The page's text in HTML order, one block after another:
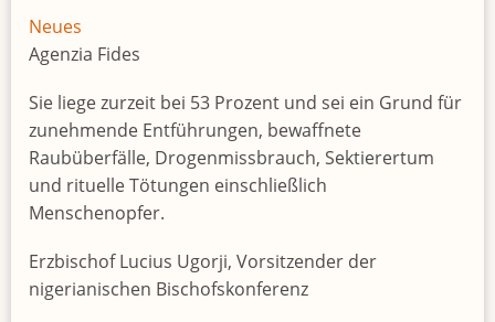
Neues
Agenzia Fides
Sie liege zurzeit bei 53 Prozent und sei ein Grund für
zunehmende Entführungen, bewaffnete
Raubüberfälle, Drogenmissbrauch, Sektierertum
und rituelle Tötungen einschließlich
Menschenopfer.
Erzbischof Lucius Ugorji, Vorsitzender der
nigerianischen Bischofskonferenz